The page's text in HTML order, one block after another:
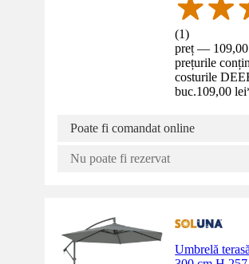
(1)
preț —
prețurile
costurile
buc.109,00 lei
Poate fi comandat online
Nu poate fi rezervat
Umbrelă